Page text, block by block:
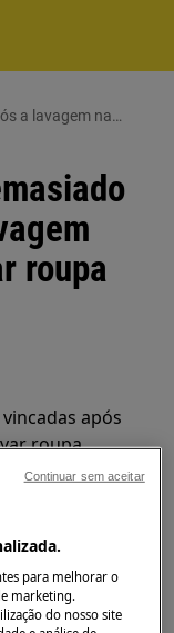
a lavagem na
roupa
após
roupa
livre)
pelo topo
para melhorar o
marketing.
do nosso site
Continuar sem aceitar